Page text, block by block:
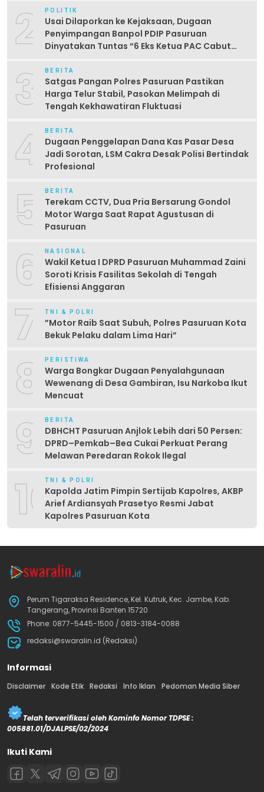
2 POLITIK
Usai Dilaporkan ke Kejaksaan, Dugaan
Penyimpangan Banpol PDIP Pasuruan
Dinyatakan Tuntas “6 Eks Ketua PAC Cabut
3 BERITA
Satgas Pangan Polres Pasuruan Pastikan
Harga Telur Stabil, Pasokan Melimpah di
Tengah Kekhawatiran Fluktuasi
4 BERITA
Dugaan Penggelapan Dana Kas Pasar Desa
Jadi Sorotan, LSM Cakra Desak Polisi Bertindak
Profesional
5 BERITA
Terekam CCTV, Dua Pria Bersarung Gondol
Motor Warga Saat Rapat Agustusan di
Pasuruan
6 NASIONAL
Wakil Ketua I DPRD Pasuruan Muhammad Zaini
Soroti Krisis Fasilitas Sekolah di Tengah
Efisiensi Anggaran
7 TNI & POLRI
‎”Motor Raib Saat Subuh, Polres Pasuruan Kota
Bekuk Pelaku dalam Lima Hari” ‎
8 PERISTIWA
Warga Bongkar Dugaan Penyalahgunaan
Wewenang di Desa Gambiran, Isu Narkoba Ikut
Mencuat
9 BERITA
DBHCHT Pasuruan Anjlok Lebih dari 50 Persen:
DPRD–Pemkab–Bea Cukai Perkuat Perang
Melawan Peredaran Rokok Ilegal
10TNI & POLRI
Kapolda Jatim Pimpin Sertijab Kapolres, AKBP
Arief Ardiansyah Prasetyo Resmi Jabat
Kapolres Pasuruan Kota
Perum Tigaraksa Residence, Kel. Kutruk, Kec. Jambe, Kab.
Tangerang, Provinsi Banten 15720
Phone: 0877-5445-1500 / 0813-3184-0088
redaksi@swaralin.id (Redaksi)
Informasi
Disclaimer Kode Etik Redaksi Info Iklan Pedoman Media Siber
Telah terverifikasi oleh Kominfo Nomor TDPSE :
005881.01/DJALPSE/02/2024
Ikuti Kami